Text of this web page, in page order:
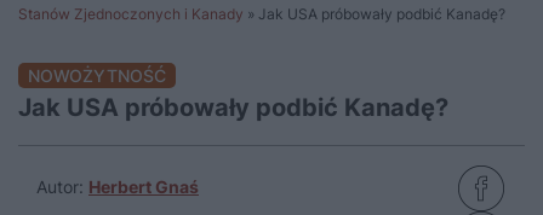
Stanów Zjednoczonych i Kanady » Jak USA próbowały podbić Kanadę?
NOWOŻYTNOŚĆ
Jak USA próbowały podbić Kanadę?
Autor: Herbert Gnaś